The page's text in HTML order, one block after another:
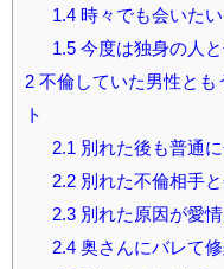
1.4時々でも会いた
1.5今度は独身の人
2 不倫していた男性とも
ト
2.1 別れた後も普通
2.2別れた不倫相手
2.3別れた原因が愛
2.4奥さんにバレて